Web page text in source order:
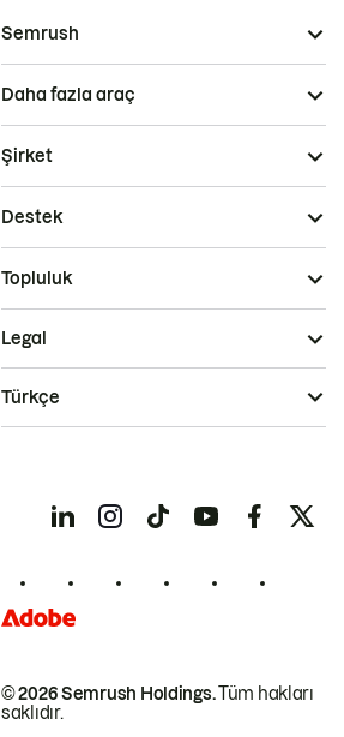
Semrush
Daha fazla araç
Şirket
Destek
Topluluk
© 2026 Semrush Holdings.Tüm hakları
saklıdır.
Legal
Türkçe